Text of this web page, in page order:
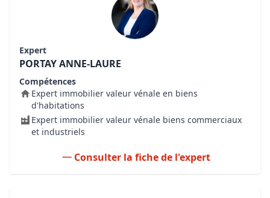
Expert
PORTAY ANNE-LAURE
Compétences
Expert immobilier valeur vénale en biens
d'habitations
Expert immobilier valeur vénale biens commerciaux
et industriels
Consulter la fiche de l'expert